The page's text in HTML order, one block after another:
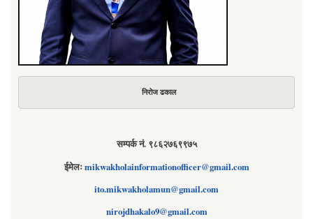
निरोज ढकाल
सम्पर्क नं. ९८६२७६९९७५
ईमेलःmikwakholainformationofficer@gmail.com
ito.mikwakholamun@gmail.com
nirojdhakalo9@gmail.com